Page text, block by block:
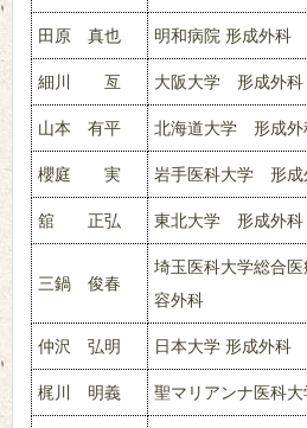
田原 真也 明和病院 形成外科
細川 亙 大阪大学 形成外科
山本 有平 北海道大学 形成外
櫻庭 実 岩手医科大学 形成
舘 正弘 東北大学 形成外科
三鍋 俊春
埼玉医科大学総合
容外科
仲沢 弘明 日本大学 形成外科
梶川 明義 聖マリアンナ医科